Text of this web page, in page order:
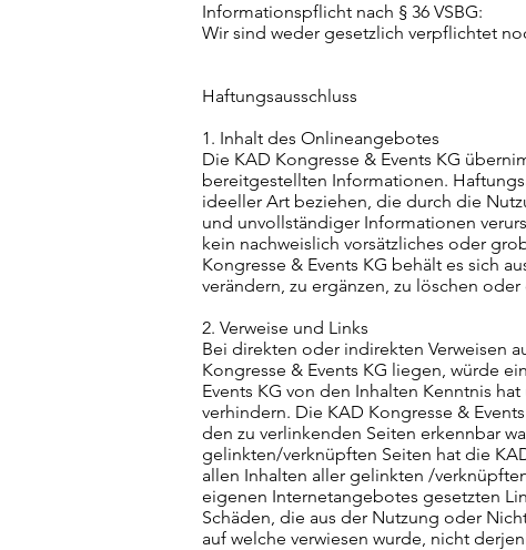
Informationspflicht nach § 36 VSBG:
Wir sind weder gesetzlich verpflichtet
Haftungsausschluss
1. Inhalt des Onlineangebotes
Die KAD Kongresse & Events KG
bereitgestellten Informationen.
ideeller Art beziehen, die durch die
und unvollständiger Informationen
kein nachweislich vorsätzliches oder
Kongresse & Events KG behält es sich
verändern, zu ergänzen, zu löschen
2. Verweise und Links
Bei direkten oder indirekten Verweisen
Kongresse & Events KG liegen, würde
Events KG von den Inhalten Kenntnis
verhindern. Die KAD Kongresse &
den zu verlinkenden Seiten erkennbar
gelinkten/verknüpften Seiten hat die
allen Inhalten aller gelinkten /
eigenen Internetangebotes gesetzten
Schäden, die aus der Nutzung oder
auf welche verwiesen wurde, nicht